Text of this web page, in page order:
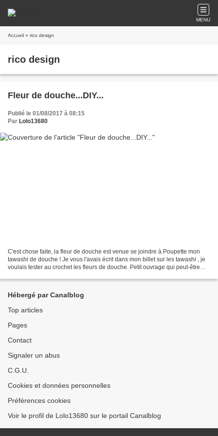
MENU
Accueil » rico design
rico design
Fleur de douche...DIY...
Publié le 01/08/2017 à 08:15
Par Lolo13680
C'est chose faite, la fleur de douche est venue se joindre à Poupette mon
tawashi de douche ! Je vous l'avais écrit dans mon billet sur les tawashi , je
voulais tester au crochet les fleurs de douche. Petit ouvrage qui peut-être
Hébergé par Canalblog
Top articles
Pages
Contact
Signaler un abus
C.G.U.
Cookies et données personnelles
Préférences cookies
Voir le profil de Lolo13680 sur le portail Canalblog